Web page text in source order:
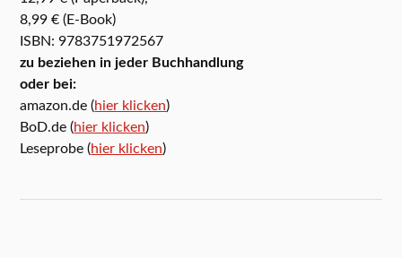
8,99 € (E-Book)
ISBN: 9783751972567
zu beziehen in jeder Buchhandlung
oder bei:
amazon.de (hier klicken)
BoD.de (hier klicken)
Leseprobe (hier klicken)